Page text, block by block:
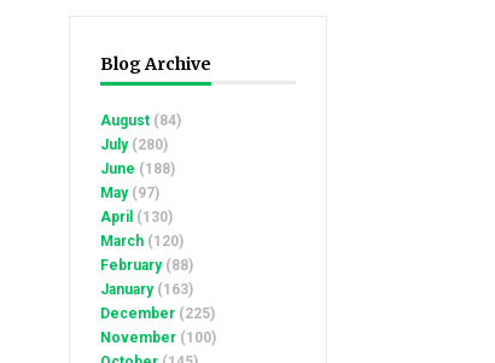
Blog Archive
August (84)
July(280)
June (188)
May(97)
April (130)
March (120)
February(88)
January(163)
December (225)
November (100)